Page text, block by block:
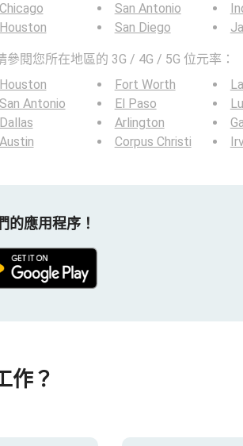
Chicago
Houston
San Antonio
San Diego
參閱您所在地區的 3G / 4G / 5G 位元率：
Houston
San Antonio
Dallas
Austin
Fort Worth
El Paso
Arlington
Corpus Christi
的應用程序！
作？